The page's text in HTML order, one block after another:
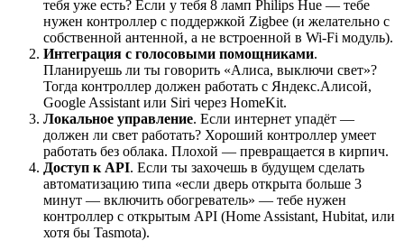
тебя уже есть? Если у тебя 8 ламп Philips Hue — тебе
нужен контроллер с поддержкой Zigbee (и желательно с
собственной антенной, а не встроенной в Wi-Fi модуль).
Интеграция с голосовыми помощниками.
Планируешь ли ты говорить «Алиса, выключи свет»?
Тогда контроллер должен работать с Яндекс.Алисой,
Google Assistant или Siri через HomeKit.
Локальное управление. Если интернет упадёт —
должен ли свет работать? Хороший контроллер умеет
работать без облака. Плохой — превращается в кирпич.
Доступ к API. Если ты захочешь в будущем сделать
автоматизацию типа «если дверь открыта больше 3
минут — включить обогреватель» — тебе нужен
контроллер с открытым API (Home Assistant, Hubitat, или
хотя бы Tasmota).